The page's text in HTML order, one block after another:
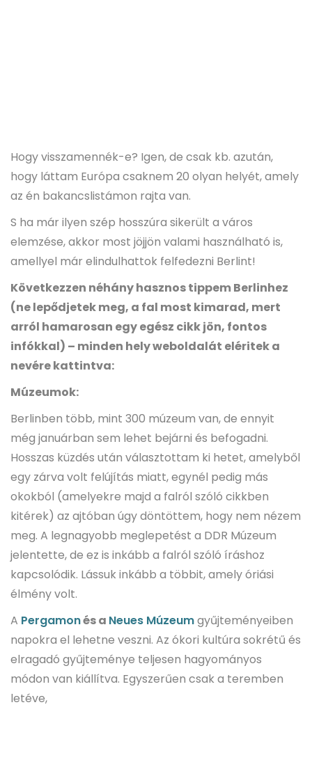
Hogy visszamennék-e? Igen, de csak kb. azután,
hogy láttam Európa csaknem 20 olyan helyét, amely
az én bakancslistámon rajta van.
S ha már ilyen szép hosszúra sikerült a város
elemzése, akkor most jöjjön valami használható is,
amellyel már elindulhattok felfedezni Berlint!
Következzen néhány hasznos tippem Berlinhez
(ne lepődjetek meg, a fal most kimarad, mert
arról hamarosan egy egész cikk jön, fontos
infókkal) – minden hely weboldalát eléritek a
nevére kattintva:
Múzeumok:
Berlinben több, mint 300 múzeum van, de ennyit
még januárban sem lehet bejárni és befogadni.
Hosszas küzdés után választottam ki hetet, amelyből
egy zárva volt felújítás miatt, egynél pedig más
okokból (amelyekre majd a falról szóló cikkben
kitérek) az ajtóban úgy döntöttem, hogy nem nézem
meg. A legnagyobb meglepetést a DDR Múzeum
jelentette, de ez is inkább a falról szóló íráshoz
kapcsolódik. Lássuk inkább a többit, amely óriási
élmény volt.
A Pergamonés a Neues Múzeumgyűjteményeiben
napokra el lehetne veszni. Az ókori kultúra sokrétű és
elragadó gyűjteménye teljesen hagyományos
módon van kiállítva. Egyszerűen csak a teremben
letéve,